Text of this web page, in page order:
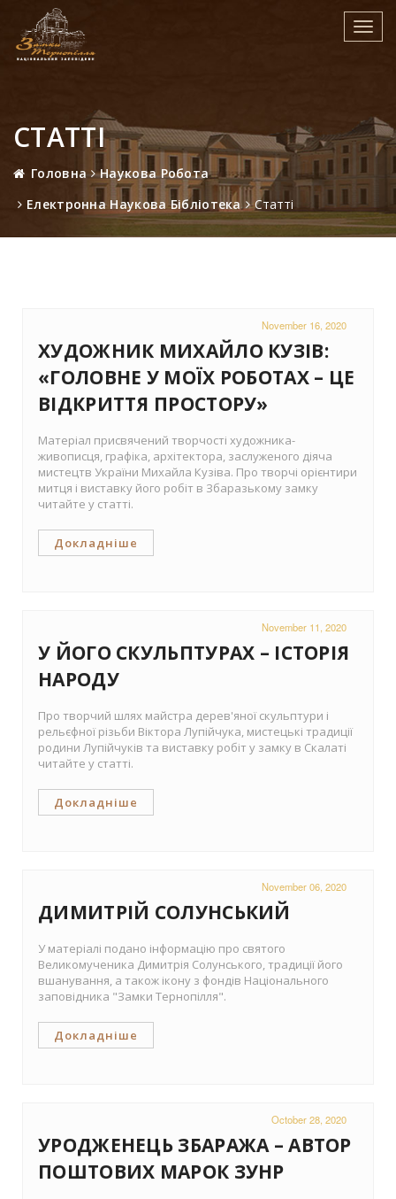
СТАТТІ
Головна
Наукова Робота
Електронна Наукова Бібліотека
Статті
November 16, 2020
ХУДОЖНИК МИХАЙЛО КУЗІВ:
«ГОЛОВНЕ У МОЇХ РОБОТАХ – ЦЕ
ВІДКРИТТЯ ПРОСТОРУ»
Матеріал присвячений творчості художника-
живописця, графіка, архітектора, заслуженого діяча
мистецтв України Михайла Кузіва. Про творчі орієнтири
митця і виставку його робіт в Збаразькому замку
читайте у статті.
Докладніше
November 11, 2020
У ЙОГО СКУЛЬПТУРАХ – ІСТОРІЯ
НАРОДУ
Про творчий шлях майстра дерев'яної скульптури і
рельєфної різьби Віктора Лупійчука, мистецькі традиції
родини Лупійчуків та виставку робіт у замку в Скалаті
читайте у статті.
Докладніше
November 06, 2020
ДИМИТРІЙ СОЛУНСЬКИЙ
У матеріалі подано інформацію про святого
Великомученика Димитрія Солунського, традиції його
вшанування, а також ікону з фондів Національного
заповідника "Замки Тернопілля".
Докладніше
October 28, 2020
УРОДЖЕНЕЦЬ ЗБАРАЖА – АВТОР
ПОШТОВИХ МАРОК ЗУНР